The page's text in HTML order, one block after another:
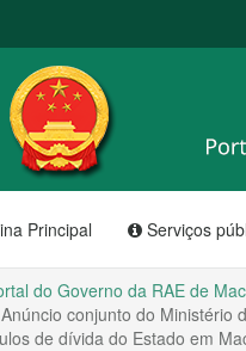
RAE
de
Macau
Principal Serviços
do Governo da RAE de
Anúncio conjunto do Ministério
de dívida do Estado em